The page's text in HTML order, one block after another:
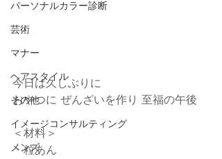
パーソナルカラー診断
芸術
マナー
ヘアスタイル
その他
イメージコンサルティング
メンズ
今日は久しぶりに
おやつに ぜんざいを作り 至福の午後
＜材料＞
・粒あん